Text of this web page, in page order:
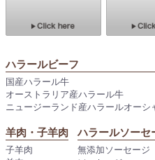
ハラールビーフ
国産ハラール牛
オーストラリア産ハラール牛
ニュージーランド産ハラールオーシ
羊肉・子羊肉
子羊肉
ハラールソーセ
無添加ソーセージ